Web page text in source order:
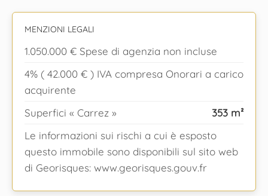
MENZIONI LEGALI
1.050.000 € Spese di agenzia non incluse
4% ( 42.000 € ) IVA compresa Onorari a carico
acquirente
Superfici « Carrez »
353 m²
Le informazioni sui rischi a cui è esposto
questo immobile sono disponibili sul sito web
di Georisques: www.georisques.gouv.fr